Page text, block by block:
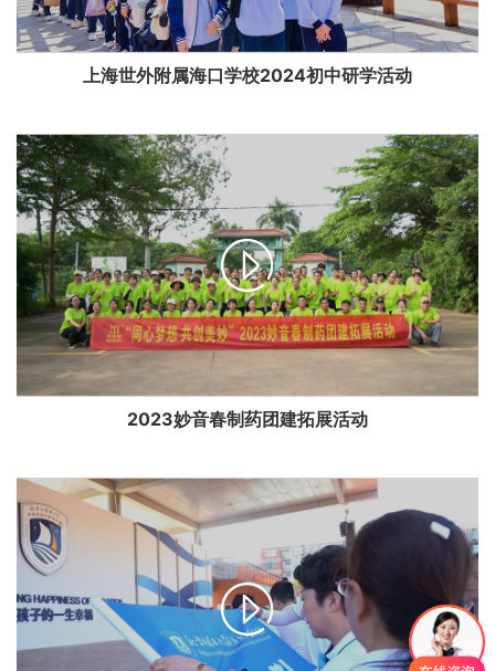
上海世外附属海口学校2024初中研学活动

2023妙音春制药团建拓展活动
